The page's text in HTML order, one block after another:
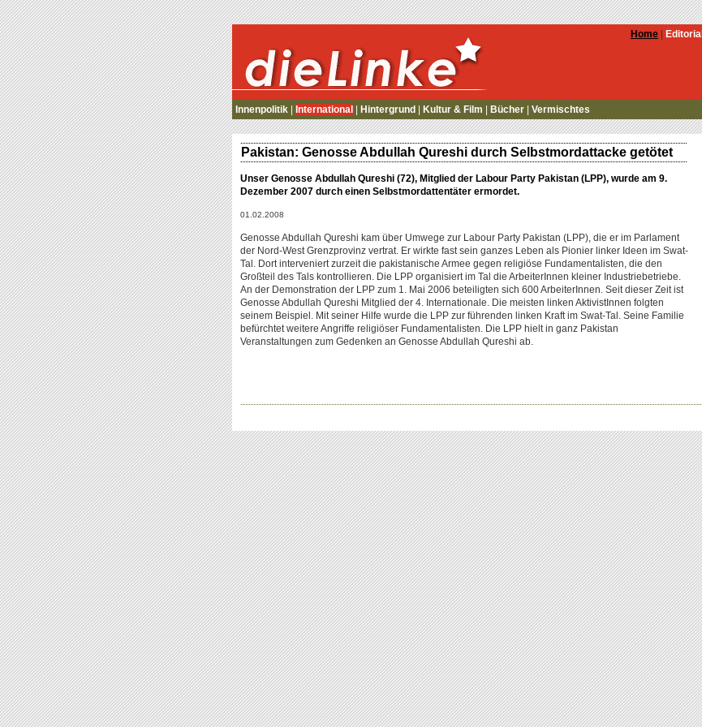
die Linke
Home Editorial
Innenpolitik International Hintergrund Kultur & Film Bücher Vermischtes
Pakistan: Genosse Abdullah Qureshi durch Selbstmordattacke getötet
Unser Genosse Abdullah Qureshi (72), Mitglied der Labour Party Pakistan (LPP), wurde am 9.
Dezember 2007 durch einen Selbstmordattentäter ermordet.
01.02.2008
Genosse Abdullah Qureshi kam über Umwege zur Labour Party Pakistan (LPP), die er im Parlament
der Nord-West Grenzprovinz vertrat. Er wirkte fast sein ganzes Leben als Pionier linker Ideen im Swat-
Tal. Dort interveniert zurzeit die pakistanische Armee gegen religiöse Fundamentalisten, die den
Großteil des Tals kontrollieren. Die LPP organisiert im Tal die ArbeiterInnen kleiner Industriebetriebe.
An der Demonstration der LPP zum 1. Mai 2006 beteiligten sich 600 ArbeiterInnen. Seit dieser Zeit ist
Genosse Abdullah Qureshi Mitglied der 4. Internationale. Die meisten linken AktivistInnen folgten
seinem Beispiel. Mit seiner Hilfe wurde die LPP zur führenden linken Kraft im Swat-Tal. Seine Familie
befürchtet weitere Angriffe religiöser Fundamentalisten. Die LPP hielt in ganz Pakistan
Veranstaltungen zum Gedenken an Genosse Abdullah Qureshi ab.